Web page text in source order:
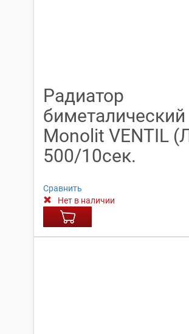
Радиатор
биметалический
Monolit VENTIL
500/10сек.
Сравнить
Нет в наличии